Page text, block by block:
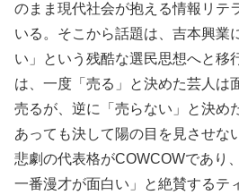
のまま現代社会が抱える情報リテ
いる。そこから話題は、吉本興業
い」という残酷な選民思想へと移
は、一度「売る」と決めた芸人は
売るが、逆に「売らない」と決め
あっても決して陽の目を見させな
悲劇の代表格がCOWCOWであり
一番漫才が面白い」と絶賛するテ